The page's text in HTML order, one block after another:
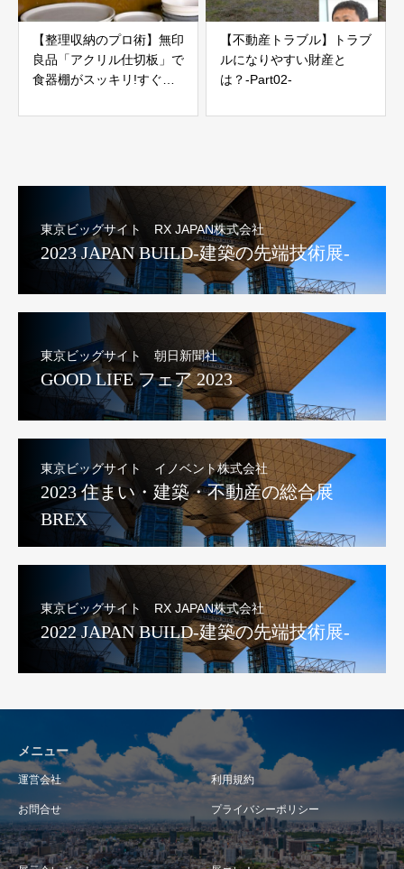
【整理収納のプロ術】無印
良品「アクリル仕切板」で
食器棚がスッキリ!すぐ使
【不動産トラブル】トラブ
ルになりやすい財産と
は？-Part02-
東京ビッグサイト RX JAPAN株式会社
2023 JAPAN BUILD-建築の先端技術展-
東京ビッグサイト 朝日新聞社
GOOD LIFE フェア 2023
東京ビッグサイト イノベント株式会社
2023 住まい・建築・不動産の総合展
BREX
東京ビッグサイト RX JAPAN株式会社
2022 JAPAN BUILD-建築の先端技術展-
メニュー
運営会社 利用規約
お問合せ プライバシーポリシー